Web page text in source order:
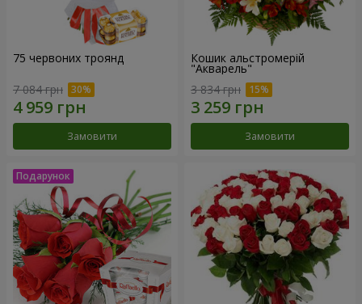
75 червоних троянд
7 084 грн
Замовити
Кошик альстромерій
"Акварель"
3 834 грн
Замовити